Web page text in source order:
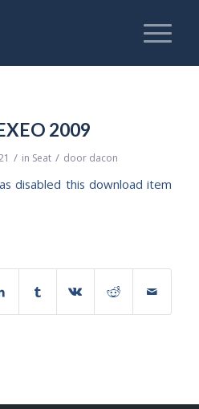
2009
/ in Seat / door dacon
disabled this download item